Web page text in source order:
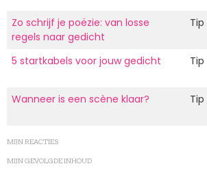
Zo schrijf je poëzie: van losse
regels naar gedicht
Tip
5 startkabels voor jouw gedicht
Tip
Wanneer is een scène klaar?
Tip
MIJN REACTIES
MIJN GEVOLGDE INHOUD